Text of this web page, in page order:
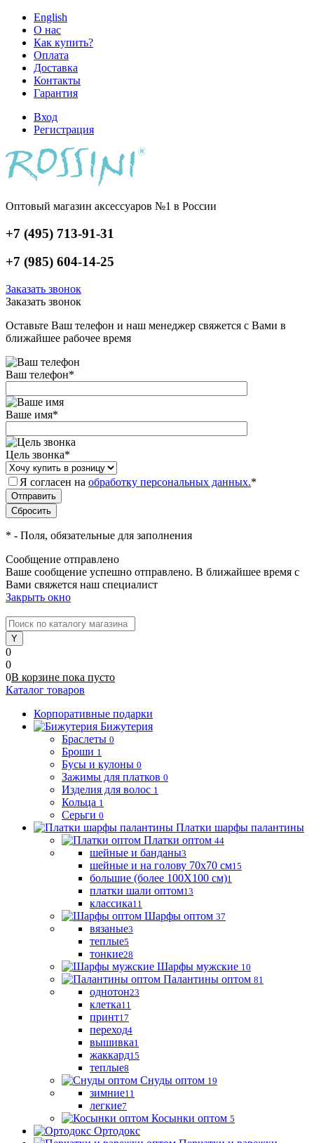
English
О нас
Как купить?
Оплата
Доставка
Контакты
Гарантия
Вход
Регистрация
Оптовый магазин аксессуаров №1 в России
+7 (495) 713-91-31
+7 (985) 604-14-25
Заказать звонок
Заказать звонок
Оставьте Ваш телефон и наш менеджер свяжется с Вами в
ближайшее рабочее время
Ваш телефон*
Ваше имя*
Цель звонка*
Я согласен на обработку персональных данных.*
* - Поля, обязательные для заполнения
Сообщение отправлено
Ваше сообщение успешно отправлено. В ближайшее время с
Вами свяжется наш специалист
Закрыть окно
0
0
0В корзине пока пусто
Каталог товаров
Корпоративные подарки
Бижутерия
Браслеты 0
Броши 1
Бусы и кулоны 0
Зажимы для платков 0
Изделия для волос 1
Кольца 1
Серьги 0
Платки шарфы палантины
Платки оптом 44
шейные и банданы3
шейные и на голову 70х70 см15
большие (более 100Х100 см)1
платки шали оптом13
классика11
Шарфы оптом 37
вязаные3
теплые5
тонкие28
Шарфы мужские 10
Палантины оптом 81
однотон23
клетка11
принт17
переход4
вышивка1
жаккард15
теплые8
Снуды оптом 19
зимние11
легкие7
Косынки оптом 5
Ортодокс